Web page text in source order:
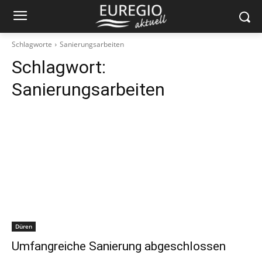
Schlagworte Sanierungsarbeiten
Schlagwort:
Sanierungsarbeiten
Düren
Umfangreiche Sanierung abgeschlossen